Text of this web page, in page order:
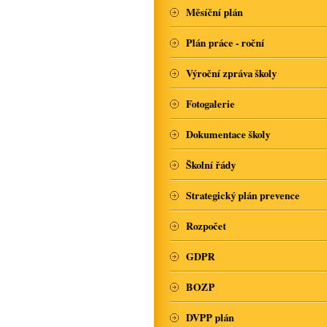
Měsíční plán
Plán práce - roční
Výroční zpráva školy
Fotogalerie
Dokumentace školy
Školní řády
Strategický plán prevence
Rozpočet
GDPR
BOZP
DVPP plán